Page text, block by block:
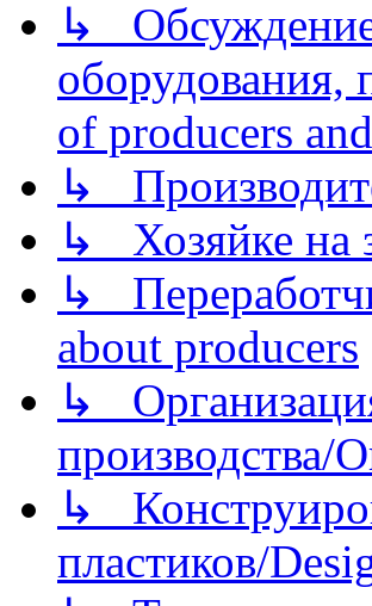
↳ Обсуждение
оборудования,
of producers
↳
↳ Хозяйке на
↳
about producers
↳
производства/
↳
пластиков/